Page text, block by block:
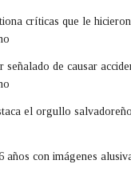
críticas que le
señalado de causar
el orgullo
años con imágenes